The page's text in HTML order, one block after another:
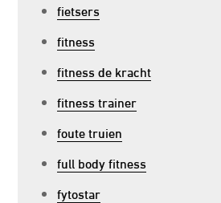
fietsers
fitness
fitness de kracht
fitness trainer
foute truien
full body fitness
fytostar